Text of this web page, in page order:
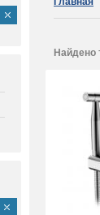
Найдено